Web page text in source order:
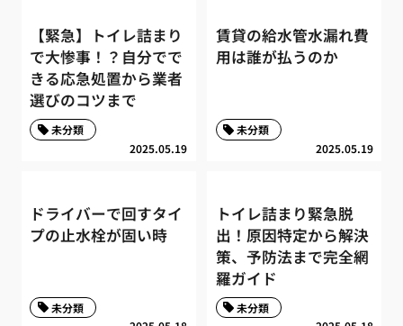
【緊急】トイレ詰まり
で大惨事！？自分でで
きる応急処置から業者
選びのコツまで
2025.05.19
未分類
賃貸の給水管水漏れ費
用は誰が払うのか
2025.05.19
未分類
ドライバーで回すタイ
プの止水栓が固い時
未分類
トイレ詰まり緊急脱
出！原因特定から解決
策、予防法まで完全網
羅ガイド
未分類